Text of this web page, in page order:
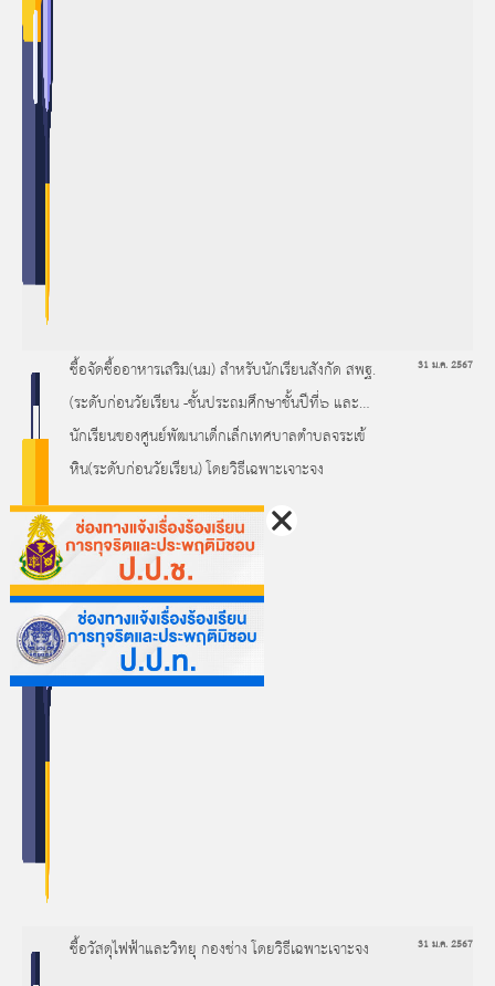
ซื้อจัดซื้ออาหารเสริม(นม) สำหรับนักเรียนสังกัด สพฐ.
(ระดับก่อนวัยเรียน -ชั้นประถมศึกษาชั้นปีที่๖ และ
นักเรียนของศูนย์พัฒนาเด็กเล็กเทศบาลตำบลจระเข้
หิน(ระดับก่อนวัยเรียน) โดยวิธีเฉพาะเจาะจง
31 ม.ค. 2567
ซื้อวัสดุไฟฟ้าและวิทยุ กองช่าง โดยวิธีเฉพาะเจาะจง 31 ม.ค. 2567